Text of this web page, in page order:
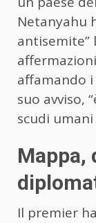
Netanyahu
antisemite”
affamando
suo avviso,
scudi
Mappa,
Il premier